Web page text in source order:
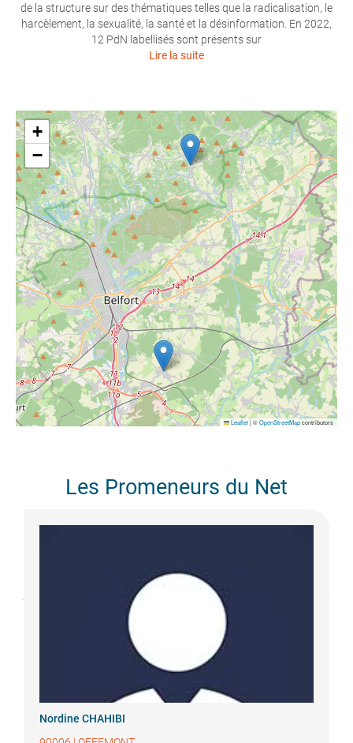
de la structure sur des thématiques telles que la radicalisation, le
harcèlement, la sexualité, la santé et la désinformation. En 2022,
12 PdN labellisés sont présents sur
Lire la suite
+
−
Leaflet|©OpenStreetMapcontributors
Les Promeneurs du Net
Nordine CHAHIBI